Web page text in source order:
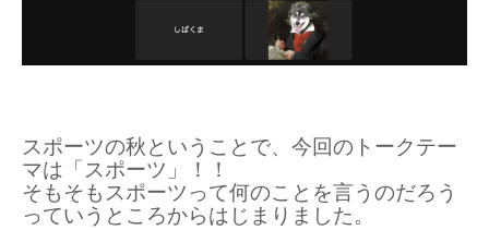
スポーツの秋ということで、今回のトークテー
マは「スポーツ」！！
そもそもスポーツって何のことを言うのだろう
っていうところからはじまりました。